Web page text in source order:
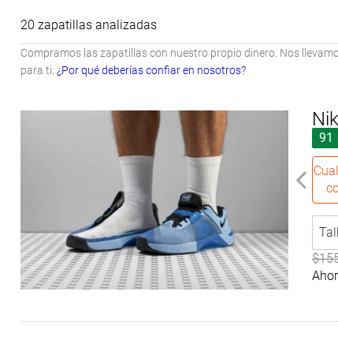
20 zapatillas analizadas
Compramos las zapatillas con nuestro propio dinero. Nos
para ti. ¿Por qué deberías confiar en nosotros?
91